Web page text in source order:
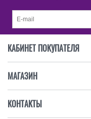
КАБИНЕТ ПОКУПАТЕЛЯ
МАГАЗИН
КОНТАКТЫ